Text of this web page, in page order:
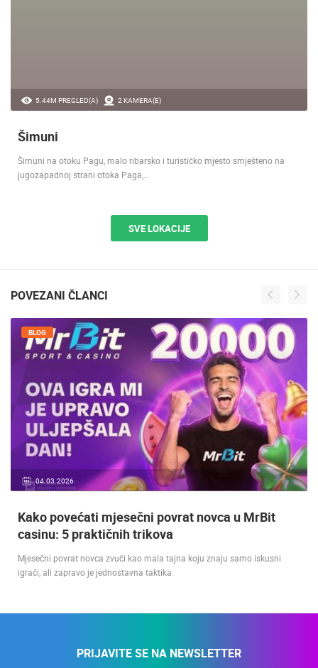
5.44M PREGLED(A) 2 KAMERA(E)
Šimuni
Šimuni na otoku Pagu, malo ribarsko i turističko mjesto smješteno na
jugozapadnoj strani otoka Paga,…
SVE LOKACIJE
POVEZANI ČLANCI
04.03.2026.
BLOG
Kako povećati mjesečni povrat novca u MrBit
casinu: 5 praktičnih trikova
Mjesečni povrat novca zvuči kao mala tajna koju znaju samo iskusni
igrači, ali zapravo je jednostavna taktika.
PRIJAVITE SE NA NEWSLETTER